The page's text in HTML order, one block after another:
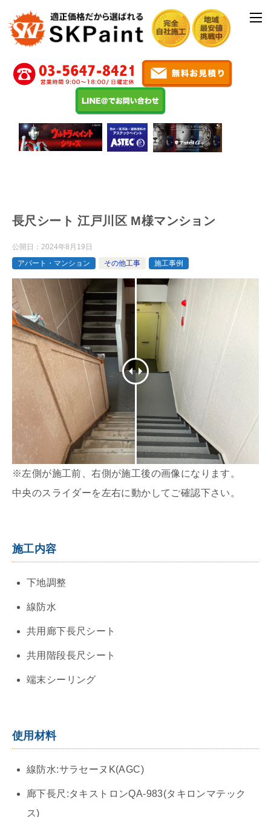
長尺シート 江戸川区 M様マンション
公開日： 2024年8月19日
アパート・マンション
その他工事 施工事例
※左側が施工前、右側が施工後の画像になります。
中央のスライダーを左右に動かしてご確認下さい。
施工内容
下地調整
線防水
共用廊下長尺シート
共用階段長尺シート
端末シーリング
使用材料
線防水:サラセーヌK(AGC)
廊下長尺:タキストロンQA-983(タキロンマテック
ス)